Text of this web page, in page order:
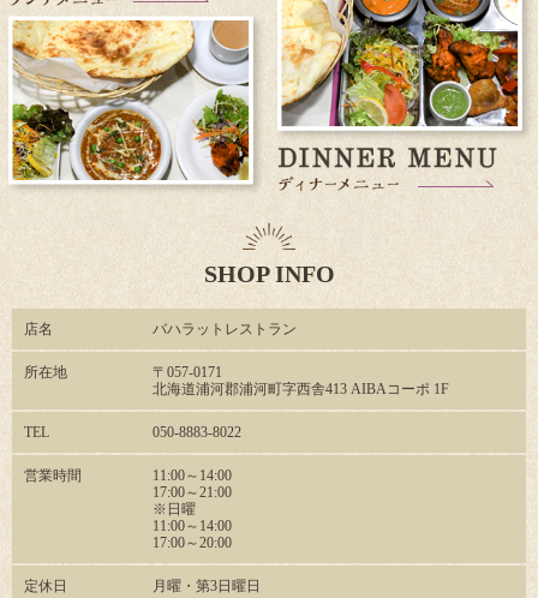
SHOP INFO
店名 バハラットレストラン
所在地
〒057-0171
北海道浦河郡浦河町字西舎413 AIBAコーポ 1F
TEL 050-8883-8022
営業時間
11:00～14:00
17:00～21:00
※日曜
11:00～14:00
17:00～20:00
定休日 月曜・第3日曜日